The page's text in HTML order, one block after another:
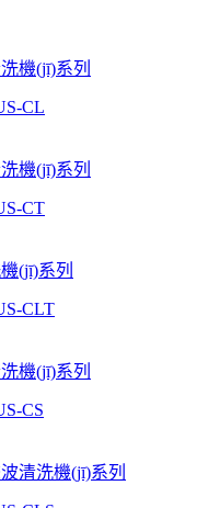
機(jī)系列
機(jī)系列
(jī)系列
機(jī)系列
清洗機(jī)系列